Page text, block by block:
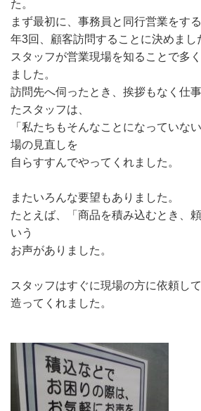
た。
まず最初に、事務員と同行営業をす
年3回、顧客訪問することに決めまし
スタッフが営業現場を知ることで多
ました。
訪問先へ伺ったとき、挨拶もなく仕
たスタッフは、
「私たちもそんなことになっていな
場の見直しを
自らすすんでやってくれました。
またいろんな要望もありました。
たとえば、「商品を積み込むとき、
いう
お声がありました。
スタッフはすぐに現場の方に依頼し
造ってくれました。